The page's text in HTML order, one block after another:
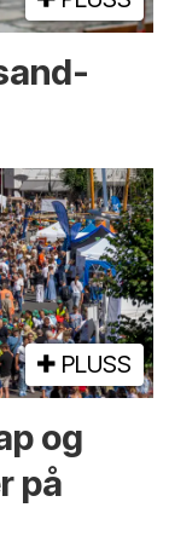
PLUSS
og
på